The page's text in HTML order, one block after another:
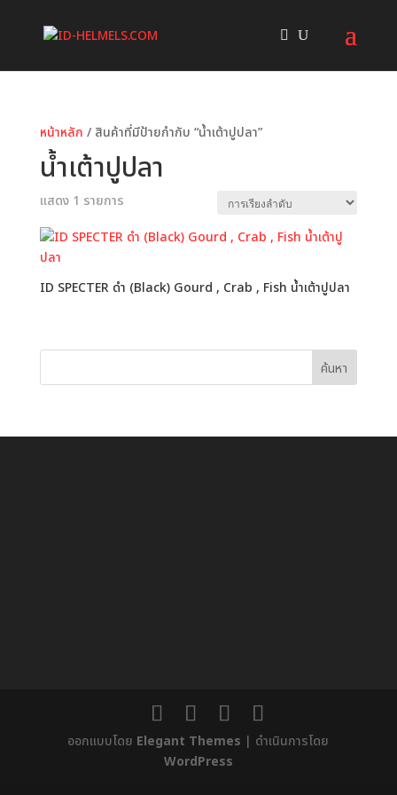
หน้าหลัก / สินค้าที่มีป้ายกำกับ “น้ำเต้าปูปลา”
น้ำเต้าปูปลา
แสดง 1 รายการ
ID SPECTER ดำ (Black) Gourd , Crab , Fish น้ำเต้าปูปลา
ค้นหา
ออกแบบโดย Elegant Themes | ดำเนินการโดย
WordPress